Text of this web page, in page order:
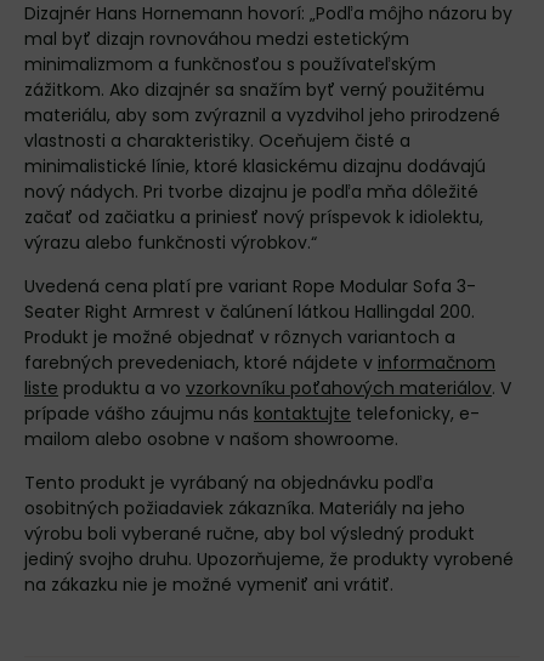
Dizajnér Hans Hornemann hovorí: „Podľa môjho názoru by
mal byť dizajn rovnováhou medzi estetickým
minimalizmom a funkčnosťou s používateľským
zážitkom. Ako dizajnér sa snažím byť verný použitému
materiálu, aby som zvýraznil a vyzdvihol jeho prirodzené
vlastnosti a charakteristiky. Oceňujem čisté a
minimalistické línie, ktoré klasickému dizajnu dodávajú
nový nádych. Pri tvorbe dizajnu je podľa mňa dôležité
začať od začiatku a priniesť nový príspevok k idiolektu,
výrazu alebo funkčnosti výrobkov.“
Uvedená cena platí pre variant Rope Modular Sofa 3-
Seater Right Armrest v čalúnení látkou Hallingdal 200.
Produkt je možné objednať v rôznych variantoch a
farebných prevedeniach, ktoré nájdete v informačnom
liste produktu a vo vzorkovníku poťahových materiálov. V
prípade vášho záujmu nás kontaktujte telefonicky, e-
mailom alebo osobne v našom showroome.
Tento produkt je vyrábaný na objednávku podľa
osobitných požiadaviek zákazníka. Materiály na jeho
výrobu boli vyberané ručne, aby bol výsledný produkt
jediný svojho druhu. Upozorňujeme, že produkty vyrobené
na zákazku nie je možné vymeniť ani vrátiť.